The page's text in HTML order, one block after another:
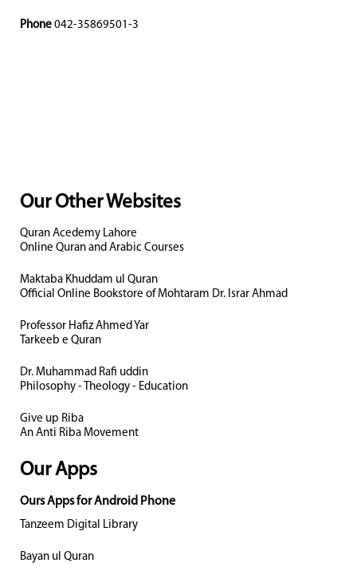
Phone 042-35869501-3
Our Other Websites
Quran Acedemy Lahore
Online Quran and Arabic Courses
Maktaba Khuddam ul Quran
Official Online Bookstore of Mohtaram Dr. Israr Ahmad
Professor Hafiz Ahmed Yar
Tarkeeb e Quran
Dr. Muhammad Rafi uddin
Philosophy - Theology - Education
Give up Riba
An Anti Riba Movement
Our Apps
Ours Apps for Android Phone
Tanzeem Digital Library
Bayan ul Quran